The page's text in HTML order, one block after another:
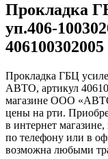
Прокладка
уп.406-
406100302005
Прокладка ГБЦ
АВТО, артикул
магазине ООО
цены на рти.
в интернет
по телефону или в
возможна любыми